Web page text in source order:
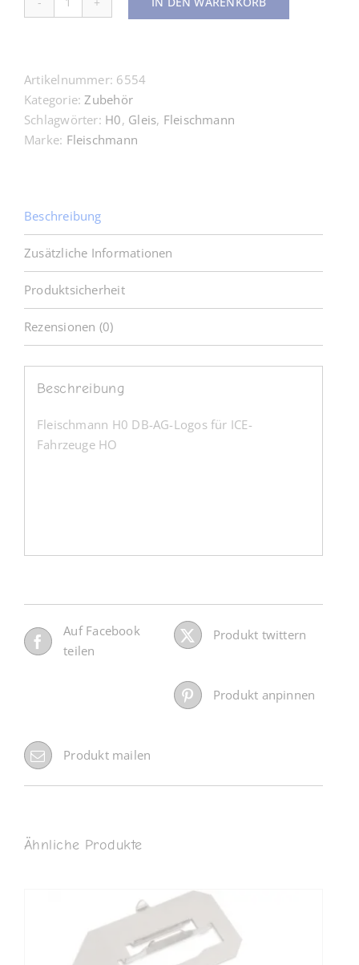
6554
Fahrzeuge
Artikelnummer: 6554
Kategorie: Zubehör
Schlagwörter: H0, Gleis, Fleischmann
Marke: Fleischmann
Beschreibung
Zusätzliche Informationen
Produktsicherheit
Rezensionen (0)
Beschreibung
Fleischmann H0 DB-AG-Logos für ICE-
Fahrzeuge HO
Auf Facebook
teilen
Produkt twittern
Produkt anpinnen
Produkt mailen
Ähnliche Produkte